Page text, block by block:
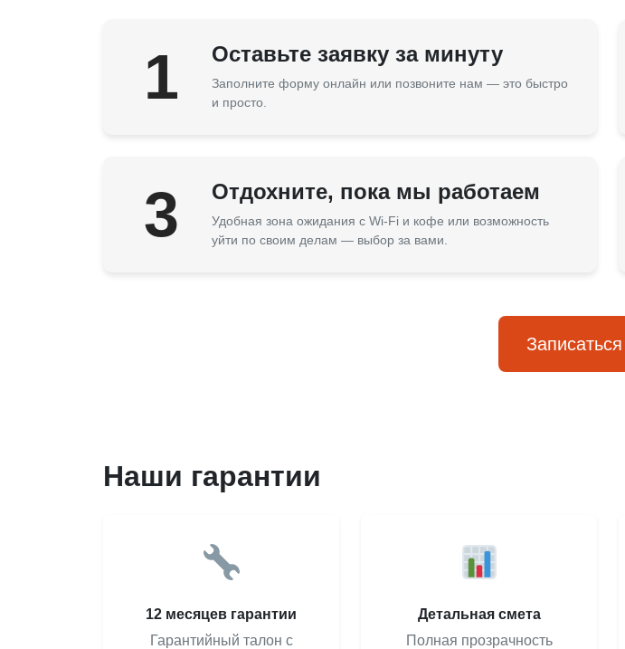
1 Оставьте заявку за минуту
Заполните форму онлайн или позвоните нам — это быстро
и просто.
3 Отдохните, пока мы работаем
Удобная зона ожидания с Wi-Fi и кофе или возможность
уйти по своим делам — выбор за вами.
Наши гарантии
12 месяцев гарантии
Гарантийный талон с
Детальная смета
Полная прозрачность